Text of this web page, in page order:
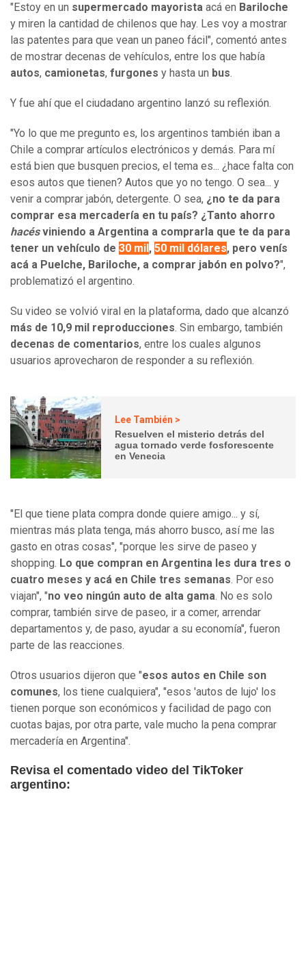
"Estoy en un supermercado mayorista acá en Bariloche
y miren la cantidad de chilenos que hay. Les voy a mostrar
las patentes para que vean un paneo fácil", comentó antes
de mostrar decenas de vehículos, entre los que había
autos, camionetas, furgones y hasta un bus.
Y fue ahí que el ciudadano argentino lanzó su reflexión.
"Yo lo que me pregunto es, los argentinos también iban a
Chile a comprar artículos electrónicos y demás. Para mí
está bien que busquen precios, el tema es... ¿hace falta con
esos autos que tienen? Autos que yo no tengo. O sea... y
venir a comprar jabón, detergente. O sea, ¿no te da para
comprar esa mercadería en tu país? ¿Tanto ahorro
hacésviniendo a Argentina a comprarla que te da para
tener un vehículo de 30 mil , 50 mil dólares, pero venís
acá a Puelche, Bariloche, a comprar jabón en polvo?",
problematizó el argentino.
Su video se volvió viral en la plataforma, dado que alcanzó
más de 10,9 mil reproducciones. Sin embargo, también
decenas de comentarios, entre los cuales algunos
usuarios aprovecharon de responder a su reflexión.
Lee También >
Resuelven el misterio detrás del
agua tornado verde fosforescente
en Venecia
"El que tiene plata compra donde quiere amigo... y sí,
mientras más plata tenga, más ahorro busco, así me las
gasto en otras cosas", "porque les sirve de paseo y
shopping. Lo que compran en Argentina les dura tres o
cuatro meses y acá en Chile tres semanas. Por eso
viajan", "no veo ningún auto de alta gama. No es solo
comprar, también sirve de paseo, ir a comer, arrendar
departamentos y, de paso, ayudar a su economía", fueron
parte de las reacciones.
Otros usuarios dijeron que "esos autos en Chile son
comunes, los tiene cualquiera", "esos 'autos de lujo' los
tienen porque son económicos y facilidad de pago con
cuotas bajas, por otra parte, vale mucho la pena comprar
mercadería en Argentina".
Revisa el comentado video del TikToker
argentino: